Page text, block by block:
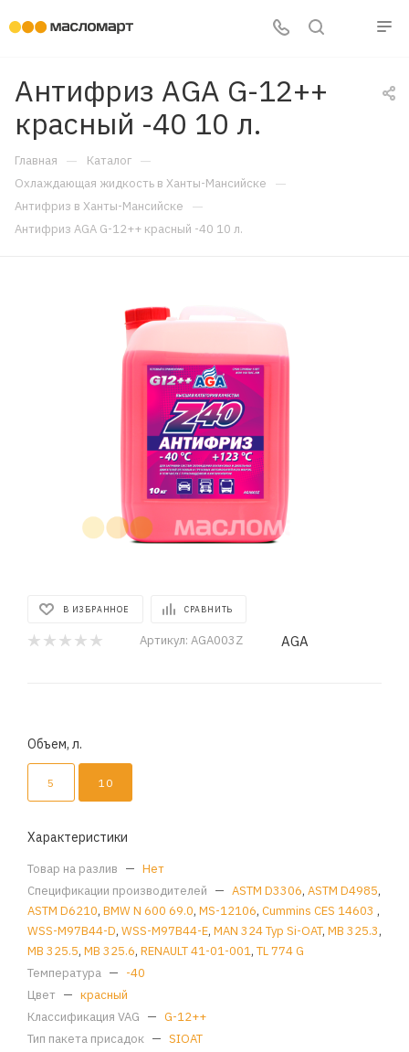
Антифриз AGA G-12++
красный -40 10 л.
Главная — Каталог —
Охлаждающая жидкость в Ханты-Мансийске —
Антифриз в Ханты-Мансийске —
Антифриз AGA G-12++ красный -40 10 л.
В ИЗБРАННОЕ СРАВНИТЬ
Артикул: AGA003Z AGA
Объем, л.
5 10
Характеристики
Товар на разлив — Нет
Спецификации производителей — ASTM D3306, ASTM D4985,
ASTM D6210, BMW N 600 69.0, MS-12106, Cummins CES 14603 ,
WSS-M97B44-D, WSS-M97B44-E, MAN 324 Typ Si-OAT, MB 325.3,
MB 325.5, MB 325.6, RENAULT 41-01-001, TL 774 G
Температура — -40
Цвет — красный
Классификация VAG — G-12++
Тип пакета присадок — SIOAT